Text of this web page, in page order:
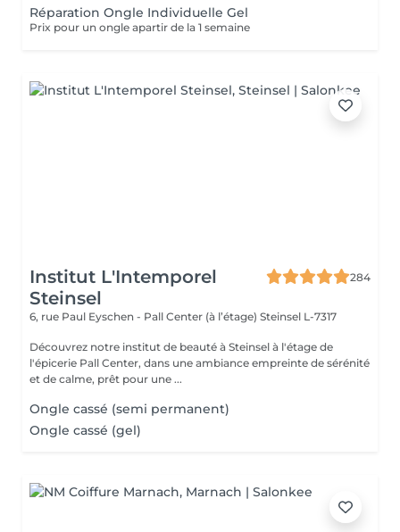
Réparation Ongle Individuelle Gel
Prix pour un ongle apartir de la 1 semaine
Institut L'Intemporel
Steinsel
284
6, rue Paul Eyschen - Pall Center (à l’étage) Steinsel L-7317
Découvrez notre institut de beauté à Steinsel à l'étage de
l'épicerie Pall Center, dans une ambiance empreinte de sérénité
et de calme, prêt pour une ...
Ongle cassé (semi permanent)
Ongle cassé (gel)